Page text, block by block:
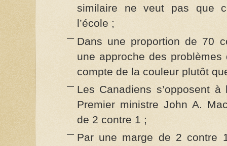
similaire ne veut pas que
l’école ;
Dans une proportion de 70
une approche des
compte de la couleur plutôt
Les Canadiens s’opposent
Premier ministre John A.
de 2 contre 1 ;
Par une marge de 2 contre